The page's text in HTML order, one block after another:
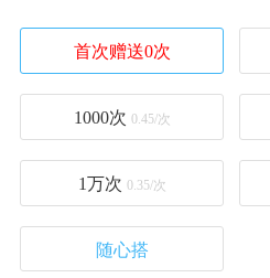
首次赠送0次
1000次 0.45/次
1万次 0.35/次
随心搭